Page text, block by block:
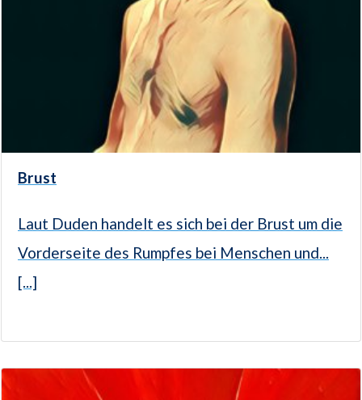
Brust
Laut Duden handelt es sich bei der Brust um die
Vorderseite des Rumpfes bei Menschen und...
[...]